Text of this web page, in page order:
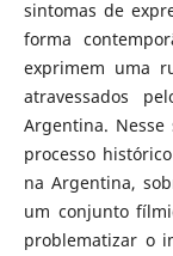
sintomas de
forma
exprimem uma
atravessados
Argentina.
processo
na Argentina,
um conjunto
problematizar o